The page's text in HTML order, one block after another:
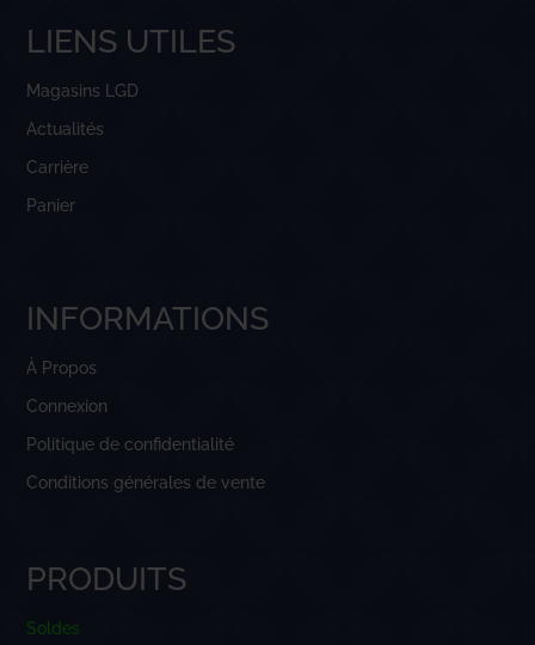
LIENS UTILES
Magasins LGD
Actualités
Carrière
Panier
INFORMATIONS
À Propos
Connexion
Politique de confidentialité
Conditions générales de vente
PRODUITS
Soldes